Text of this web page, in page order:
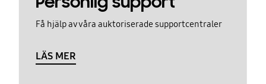
Få hjälp av våra auktoriserade supportcentraler
LÄS MER